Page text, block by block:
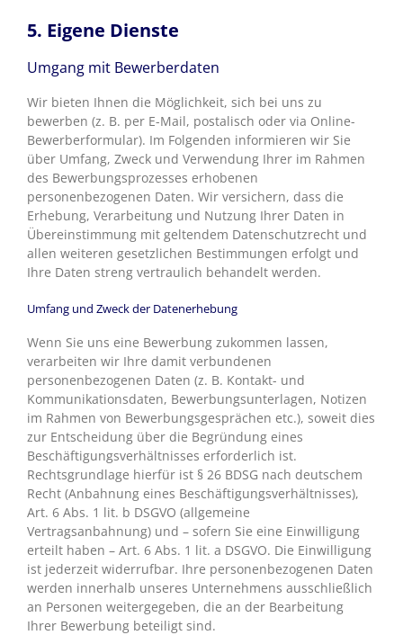
5. Eigene Dienste
Umgang mit Bewerberdaten
Wir bieten Ihnen die Möglichkeit, sich bei uns zu
bewerben (z. B. per E-Mail, postalisch oder via Online-
Bewerberformular). Im Folgenden informieren wir Sie
über Umfang, Zweck und Verwendung Ihrer im Rahmen
des Bewerbungsprozesses erhobenen
personenbezogenen Daten. Wir versichern, dass die
Erhebung, Verarbeitung und Nutzung Ihrer Daten in
Übereinstimmung mit geltendem Datenschutzrecht und
allen weiteren gesetzlichen Bestimmungen erfolgt und
Ihre Daten streng vertraulich behandelt werden.
Umfang und Zweck der Datenerhebung
Wenn Sie uns eine Bewerbung zukommen lassen,
verarbeiten wir Ihre damit verbundenen
personenbezogenen Daten (z. B. Kontakt- und
Kommunikationsdaten, Bewerbungsunterlagen, Notizen
im Rahmen von Bewerbungsgesprächen etc.), soweit dies
zur Entscheidung über die Begründung eines
Beschäftigungsverhältnisses erforderlich ist.
Rechtsgrundlage hierfür ist § 26 BDSG nach deutschem
Recht (Anbahnung eines Beschäftigungsverhältnisses),
Art. 6 Abs. 1 lit. b DSGVO (allgemeine
Vertragsanbahnung) und – sofern Sie eine Einwilligung
erteilt haben – Art. 6 Abs. 1 lit. a DSGVO. Die Einwilligung
ist jederzeit widerrufbar. Ihre personenbezogenen Daten
werden innerhalb unseres Unternehmens ausschließlich
an Personen weitergegeben, die an der Bearbeitung
Ihrer Bewerbung beteiligt sind.